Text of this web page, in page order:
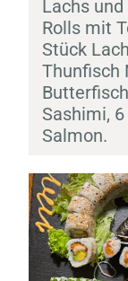
Lachs
Rolls mit
Stück
Thunfisch
Butterfisch
Sashimi,
Salmon.
Personen
Time